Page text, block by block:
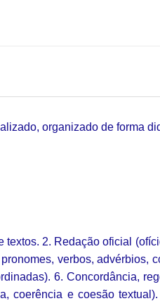
organizado de forma
textos. 2. Redação oficial
verbos, advérbios,
6. Concordância,
coerência e coesão